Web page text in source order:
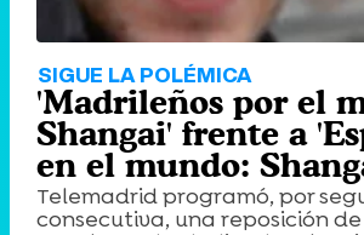
SIGUE LA POLÉMICA
'Madrileños por el
Shangai' frente a
en el mundo:
Telemadrid programó, por
consecutiva, una reposición